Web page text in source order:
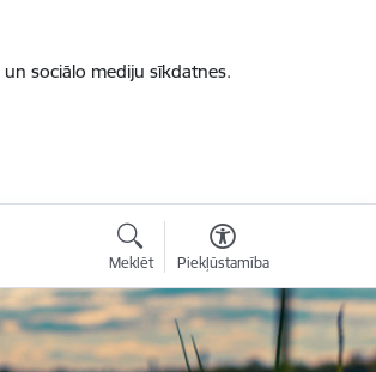
sociālo mediju sīkdatnes.
Meklēt Piekļūstamība